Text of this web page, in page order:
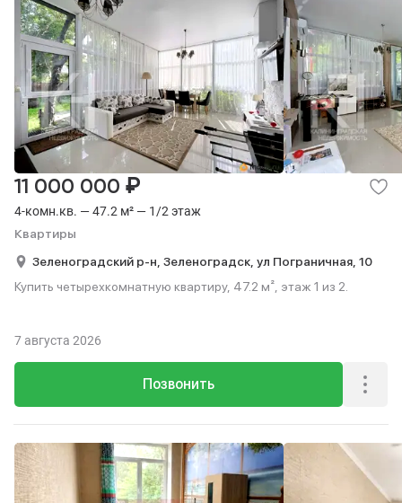
4-комн.кв. — 47.2 м² — 1/2 этаж
Квартиры
11 000 000 ₽
Зеленоградский р-н, Зеленоградск, ул Пограничная, 10
Купить четырехкомнатную квартиру, 47.2 м², этаж 1 из 2.
Позвонить
7 августа 2026